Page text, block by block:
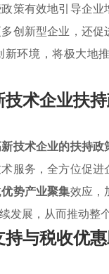
策有效地引导企
创新型企业，还
环境，将极大地
技术企业扶
技术企业的扶持政
服务，全方位促
优势产业聚集效应，
发展，从而推动整
持与税收优